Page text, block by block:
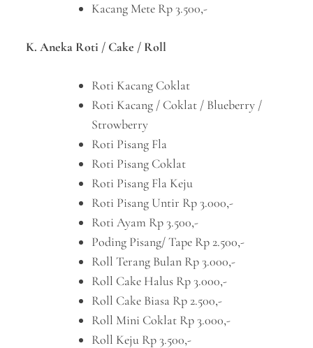
Kacang Mete Rp 3.500,-
K. Aneka Roti / Cake / Roll
Roti Kacang Coklat
Roti Kacang / Coklat / Blueberry /
Strowberry
Roti Pisang Fla
Roti Pisang Coklat
Roti Pisang Fla Keju
Roti Pisang Untir Rp 3.000,-
Roti Ayam Rp 3.500,-
Poding Pisang/ Tape Rp 2.500,-
Roll Terang Bulan Rp 3.000,-
Roll Cake Halus Rp 3.000,-
Roll Cake Biasa Rp 2.500,-
Roll Mini Coklat Rp 3.000,-
Roll Keju Rp 3.500,-